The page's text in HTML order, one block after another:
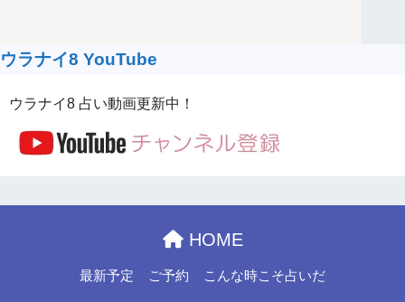
ウラナイ8 YouTube
ウラナイ8 占い動画更新中！
HOME
最新予定 ご予約 こんな時こそ占いだ